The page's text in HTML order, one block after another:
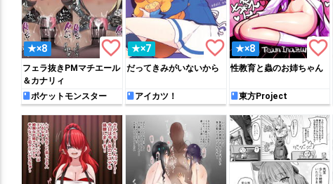
★×8 favorite_border
フェラ抜きPMマチエール
＆カナリィ
ポケットモンスター
★×7 favorite_border
だってきみがいないから
アイカツ！
★×8 favorite_border
性教育と蟲のお姉ちゃん
東方Project